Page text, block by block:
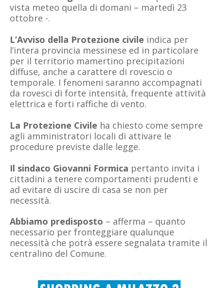
vista meteo quella di domani – martedì 23
ottobre -.
L’Avviso della Protezione civile indica per
l’intera provincia messinese ed in particolare
per il territorio mamertino precipitazioni
diffuse, anche a carattere di rovescio o
temporale. I fenomeni saranno accompagnati
da rovesci di forte intensità, frequente attività
elettrica e forti raffiche di vento.
La Protezione Civile ha chiesto come sempre
agli amministratori locali di attivare le
procedure previste dalle legge.
Il sindaco Giovanni Formica pertanto invita i
cittadini a tenere comportamenti prudenti e
ad evitare di uscire di casa se non per
necessità.
Abbiamo predisposto – afferma – quanto
necessario per fronteggiare qualunque
necessità che potrà essere segnalata tramite il
centralino del Comune.